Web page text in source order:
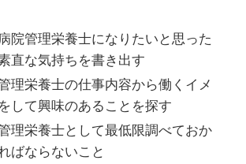
院管理栄養士になりたいと思った
直な気持ちを書き出す
理栄養士の仕事内容から働くイメ
して興味のあることを探す
理栄養士として最低限調べておか
ばならないこと